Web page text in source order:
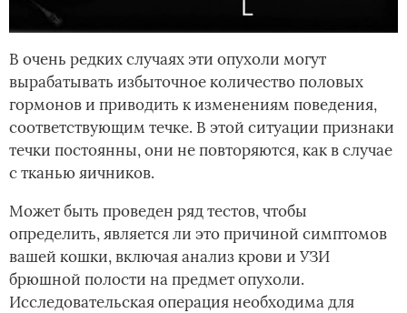
В очень редких случаях эти опухоли могут
вырабатывать избыточное количество половых
гормонов и приводить к изменениям поведения,
соответствующим течке. В этой ситуации признаки
течки постоянны, они не повторяются, как в случае
с тканью яичников.
Может быть проведен ряд тестов, чтобы
определить, является ли это причиной симптомов
вашей кошки, включая анализ крови и УЗИ
брюшной полости на предмет опухоли.
Исследовательская операция необходима для